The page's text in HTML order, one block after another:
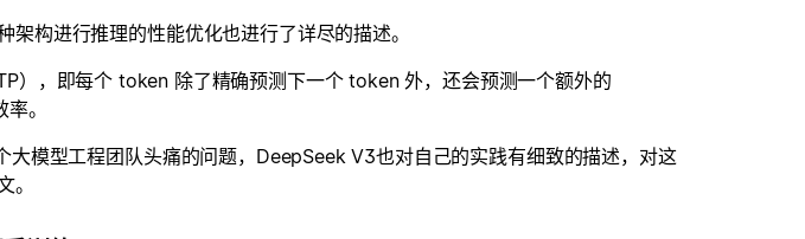
构进行推理的性能优化也进行了详尽的描述。
），即每个 token 除了精确预测下一个 token 外，还会预测一个额外的
。
大模型工程团队头痛的问题，DeepSeek V3也对自己的实践有细致的描述，对这
。